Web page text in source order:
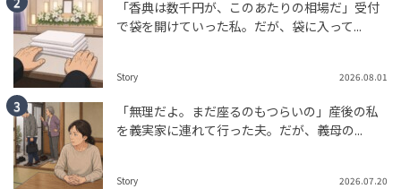
「香典は数千円が、このあたりの相場だ」受付
で袋を開けていった私。だが、袋に入って...
Story 2026.08.01
「無理だよ。まだ座るのもつらいの」産後の私
を義実家に連れて行った夫。だが、義母の...
Story 2026.07.20